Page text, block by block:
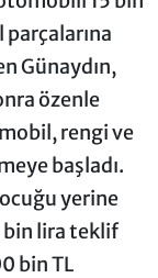
Günaydın,
özenle
rengi ve
başladı.
yerine
bin lira teklif
bin TL